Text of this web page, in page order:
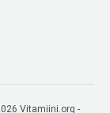
Vitamiini.org -